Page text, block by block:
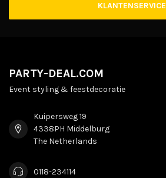
KLANTENSERVICE
PARTY-DEAL.COM
Event styling & feestdecoratie
Kuipersweg 19
4338PH Middelburg
The Netherlands
0118-234114